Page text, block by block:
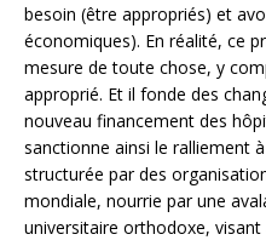
besoin (être appropriés) et
économiques). En réalité, ce
mesure de toute chose, y
approprié. Et il fonde des
nouveau financement des
sanctionne ainsi le ralliement
structurée par des
mondiale, nourrie par une
universitaire orthodoxe, visant